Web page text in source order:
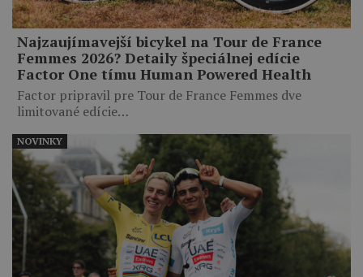
Najzaujímavejší bicykel na Tour de France
Femmes 2026? Detaily špeciálnej edície
Factor One tímu Human Powered Health
Factor pripravil pre Tour de France Femmes dve
limitované edície…
NOVINKY